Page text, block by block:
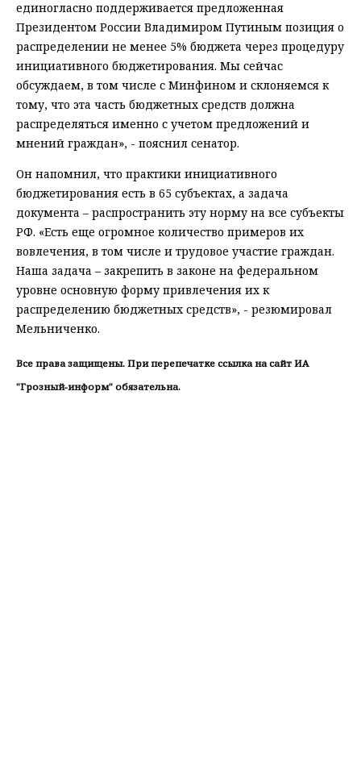
единогласно поддерживается предложенная
Президентом России Владимиром Путиным позиция о
распределении не менее 5% бюджета через процедуру
инициативного бюджетирования. Мы сейчас
обсуждаем, в том числе с Минфином и склоняемся к
тому, что эта часть бюджетных средств должна
распределяться именно с учетом предложений и
мнений граждан», - пояснил сенатор.
Он напомнил, что практики инициативного
бюджетирования есть в 65 субъектах, а задача
документа – распространить эту норму на все субъекты
РФ. «Есть еще огромное количество примеров их
вовлечения, в том числе и трудовое участие граждан.
Наша задача – закрепить в законе на федеральном
уровне основную форму привлечения их к
распределению бюджетных средств», - резюмировал
Мельниченко.
Все права защищены. При перепечатке ссылка на сайт ИА
"Грозный-информ" обязательна.